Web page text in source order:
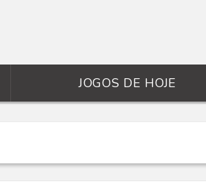
JOGOS DE HOJE